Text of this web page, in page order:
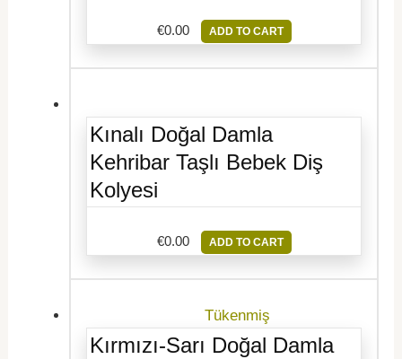
€0.00 ADD TO CART
Kınalı Doğal Damla
Kehribar Taşlı Bebek Diş
Kolyesi
€0.00 ADD TO CART
Tükenmiş
Kırmızı-Sarı Doğal Damla